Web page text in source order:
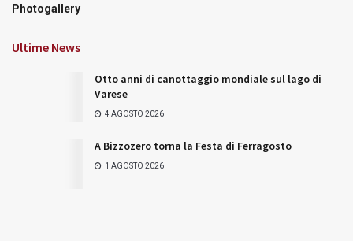
Photogallery
Ultime News
Otto anni di canottaggio mondiale sul lago di
Varese
4 AGOSTO 2026
A Bizzozero torna la Festa di Ferragosto
1 AGOSTO 2026